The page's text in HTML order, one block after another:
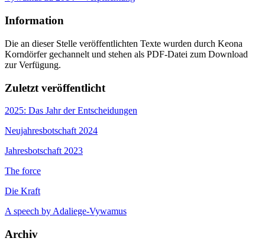
Information
Die an dieser Stelle veröffentlichten Texte wurden durch Keona
Korndörfer gechannelt und stehen als PDF-Datei zum Download
zur Verfügung.
Zuletzt veröffentlicht
2025: Das Jahr der Entscheidungen
Neujahresbotschaft 2024
Jahresbotschaft 2023
The force
Die Kraft
A speech by Adaliege-Vywamus
Archiv